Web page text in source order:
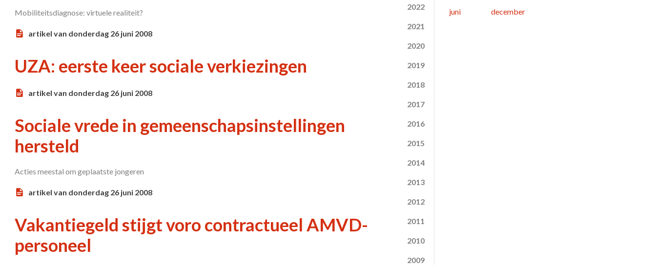
Mobiliteitsdiagnose: virtuele realiteit?
artikel van donderdag 26 juni 2008
UZA: eerste keer sociale verkiezingen
artikel van donderdag 26 juni 2008
Sociale vrede in gemeenschapsinstellingen
hersteld
Acties meestal om geplaatste jongeren
artikel van donderdag 26 juni 2008
Vakantiegeld stijgt voro contractueel AMVD-
personeel
2022
2021
2020
2019
2018
2017
2016
2015
2014
2013
2012
2011
2010
2009
juni
december